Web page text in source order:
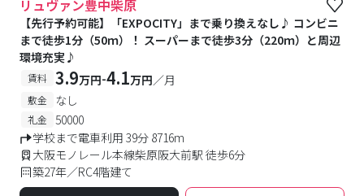
リュヴァン豊中柴原
【先行予約可能】「EXPOCITY」まで乗り換えなし♪ コンビニ
まで徒歩1分（50ｍ）！ スーパーまで徒歩3分（220ｍ）と周辺
環境充実♪
賃料 3.9万円-4.1万円／月
敷金 なし
礼金
50000
学校まで電車利用 39分 8716m
大阪モノレール本線柴原阪大前駅 徒歩6分
築27年／RC4階建て